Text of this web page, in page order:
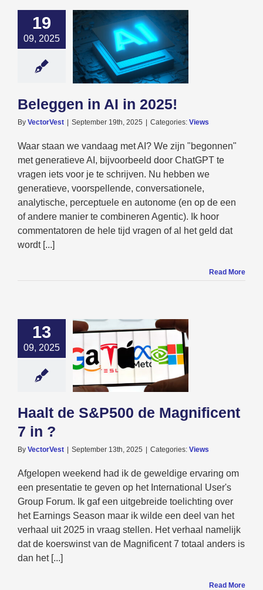
19
09, 2025
Beleggen in AI in 2025!
By VectorVest | September 19th, 2025 | Categories: Views
Waar staan we vandaag met AI? We zijn "begonnen"
met generatieve AI, bijvoorbeeld door ChatGPT te
vragen iets voor je te schrijven. Nu hebben we
generatieve, voorspellende, conversationele,
analytische, perceptuele en autonome (en op de een
of andere manier te combineren Agentic). Ik hoor
commentatoren de hele tijd vragen of al het geld dat
wordt [...]
Read More
13
09, 2025
S&P500 de
7 in ?
Haalt de S&P500 de Magnificent
7 in ?
By VectorVest September 13th, 2025 Categories: Views
Afgelopen weekend had ik de geweldige ervaring om
een presentatie te geven op het International User's
Group Forum. Ik gaf een uitgebreide toelichting over
het Earnings Season maar ik wilde een deel van het
verhaal uit 2025 in vraag stellen. Het verhaal namelijk
dat de koerswinst van de Magnificent 7 totaal anders is
dan het [...]
Read More